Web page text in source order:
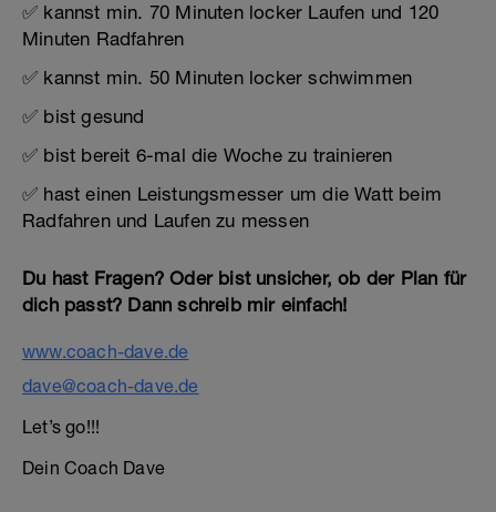
✅ kannst min. 70 Minuten locker Laufen und 120
Minuten Radfahren
✅ kannst min. 50 Minuten locker schwimmen
✅ bist gesund
✅ bist bereit 6-mal die Woche zu trainieren
✅ hast einen Leistungsmesser um die Watt beim
Radfahren und Laufen zu messen
Du hast Fragen? Oder bist unsicher, ob der Plan für
dich passt? Dann schreib mir einfach!
www.coach-dave.de
dave@coach-dave.de
Let’s go!!!
Dein Coach Dave